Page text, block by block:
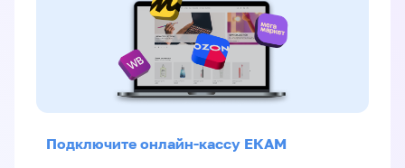
Подключите онлайн-кассу ЕКАМ